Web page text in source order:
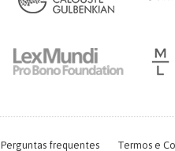
Perguntas frequentes Termos e